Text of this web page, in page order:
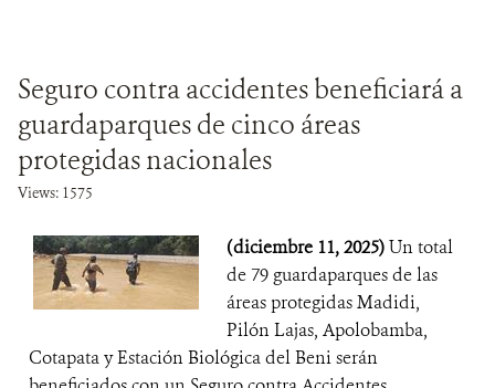
Seguro contra accidentes beneficiará a
guardaparques de cinco áreas
protegidas nacionales
Views: 1575
(diciembre 11, 2025)Un total
de 79 guardaparques de las
áreas protegidas Madidi,
Pilón Lajas, Apolobamba,
Cotapata y Estación Biológica del Beni serán